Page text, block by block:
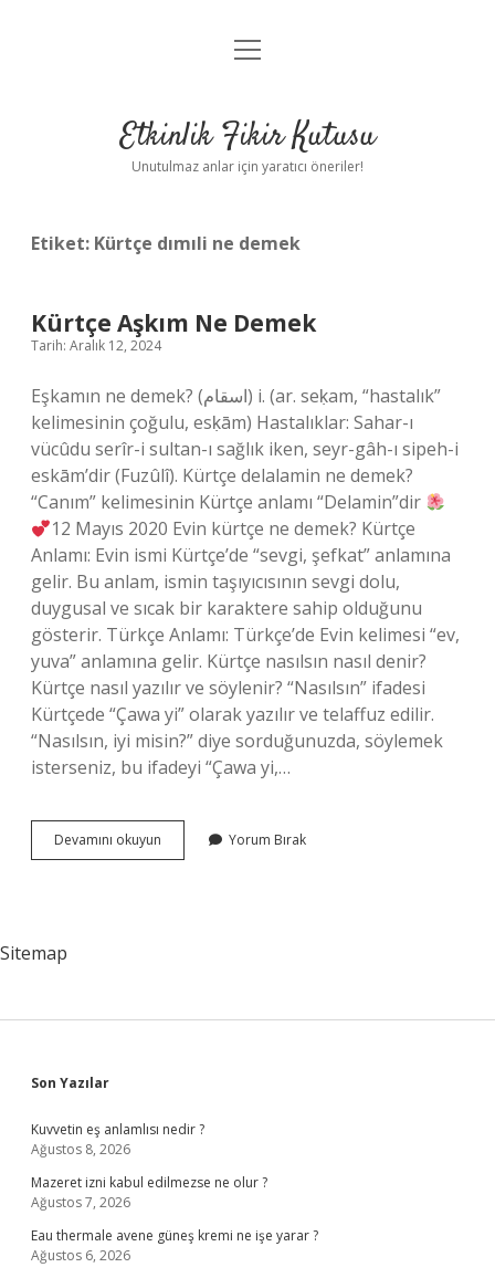
Anasayfa
Yasal Uyarı
menüyü
Etkinlik Fikir Kutusu
Unutulmaz anlar için yaratıcı öneriler!
Etiket: Kürtçe dımıli ne demek
Kürtçe Aşkım Ne Demek
Tarih: Aralık 12, 2024
Eşkamın ne demek? (ﺍﺳﻘﺎﻡ) i. (ar. seḳam, “hastalık”
kelimesinin çoğulu, esḳām) Hastalıklar: Sahar-ı
vücûdu serîr-i sultan-ı sağlık iken, seyr-gâh-ı sipeh-i
eskām’dir (Fuzûlî). Kürtçe delalamin ne demek?
“Canım” kelimesinin Kürtçe anlamı “Delamin”dir
12 Mayıs 2020 Evin kürtçe ne demek? Kürtçe
Anlamı: Evin ismi Kürtçe’de “sevgi, şefkat” anlamına
gelir. Bu anlam, ismin taşıyıcısının sevgi dolu,
duygusal ve sıcak bir karaktere sahip olduğunu
gösterir. Türkçe Anlamı: Türkçe’de Evin kelimesi “ev,
yuva” anlamına gelir. Kürtçe nasılsın nasıl denir?
Kürtçe nasıl yazılır ve söylenir? “Nasılsın” ifadesi
Kürtçede “Çawa yi” olarak yazılır ve telaffuz edilir.
“Nasılsın, iyi misin?” diye sorduğunuzda, söylemek
isterseniz, bu ifadeyi “Çawa yi,…
Devamını okuyun
Aşkım
Yorum Bırak
Sitemap
Sidebar
Son Yazılar
Kuvvetin eş anlamlısı nedir ?
Ağustos 8, 2026
Mazeret izni kabul edilmezse ne olur ?
Ağustos 7, 2026
Eau thermale avene güneş kremi ne işe yarar ?
Ağustos 6, 2026